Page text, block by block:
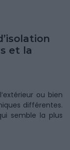
et la
ou bien
différentes.
semble la plus